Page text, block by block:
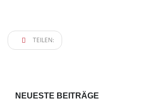
TEILEN:
NEUESTE BEITRÄGE